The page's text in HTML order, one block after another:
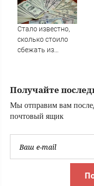
атаковать
предприятия в
Поволжье, но им
Стало известно,
сколько стоило
сбежать из
Получайте
Мы отправим вам
почтовый ящик